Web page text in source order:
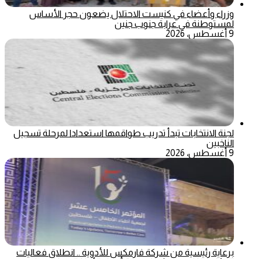
وزراء وأعضاء في كنيست الاحتلال يضعون حجر الأساس
لمستوطنة في عرابة جنوب جنين
9 أغسطس، 2026
لجنة الانتخابات تبدأ تدريب طواقمها استعدادا لمرحلة تسجيل
الناخبين
9 أغسطس، 2026
برعاية رئيسية من شركة فارمكس للأدوية .. انطلاق فعاليات